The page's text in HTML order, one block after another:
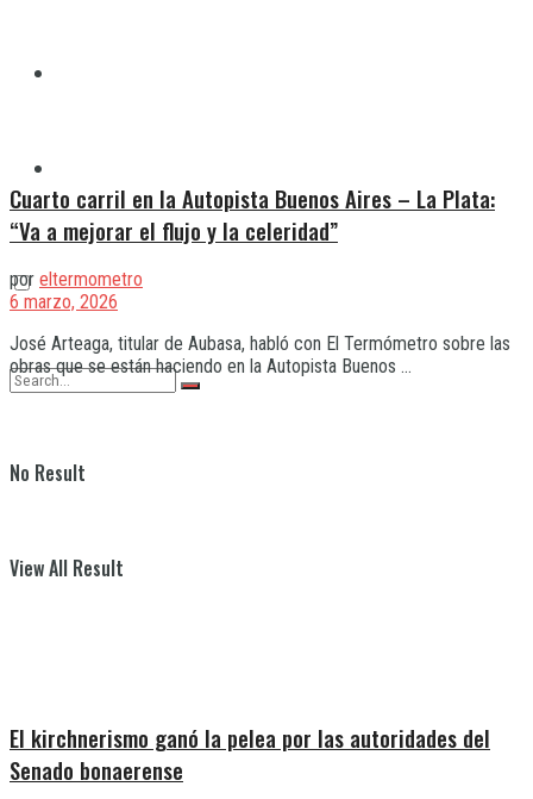
No Result
View All Result
Cuarto carril en la Autopista Buenos Aires – La Plata:
“Va a mejorar el flujo y la celeridad”
por eltermometro
6 marzo, 2026
José Arteaga, titular de Aubasa, habló con El Termómetro sobre las
obras que se están haciendo en la Autopista Buenos ...
El kirchnerismo ganó la pelea por las autoridades del
Senado bonaerense